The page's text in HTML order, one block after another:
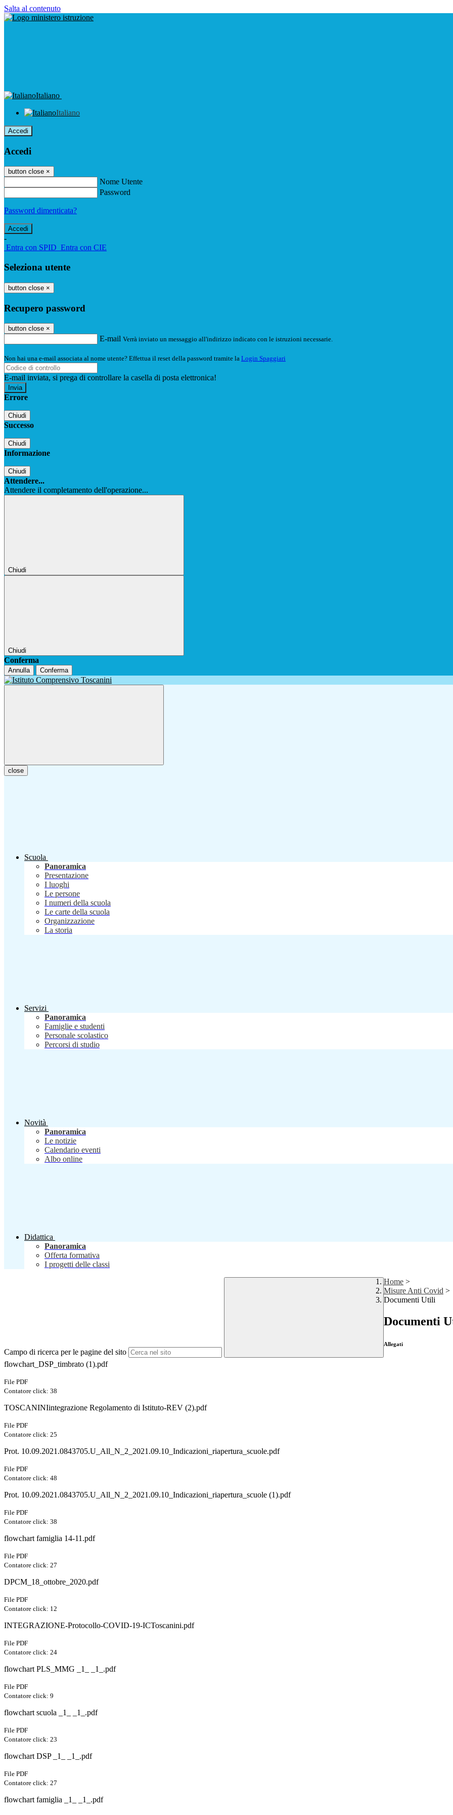
Salta al contenuto
Italiano
Italiano
Accedi
Accedi
button close ×
Nome Utente
Password
Password dimenticata?
-
Entra con SPID Entra con CIE
Seleziona utente
button close ×
Recupero password
button close ×
E-mail Verrà inviato un messaggio all'indirizzo indicato con le istruzioni necessarie.
Non hai una e-mail associata al nome utente? Effettua il reset della password tramite la Login Spaggiari
E-mail inviata, si prega di controllare la casella di posta elettronica!
Errore
Chiudi
Successo
Chiudi
Informazione
Chiudi
Attendere...
Attendere il completamento dell'operazione...
Chiudi
Chiudi
Conferma
Annulla Conferma
close
Scuola
Panoramica
Presentazione
I luoghi
Le persone
I numeri della scuola
Le carte della scuola
Organizzazione
La storia
Servizi
Panoramica
Famiglie e studenti
Personale scolastico
Percorsi di studio
Novità
Panoramica
Le notizie
Calendario eventi
Albo online
Didattica
Panoramica
Offerta formativa
I progetti delle classi
Campo di ricerca per le pagine del sito
Home >
Misure Anti Covid >
Documenti Utili
Documenti
Allegati
flowchart_DSP_timbrato (1).pdf
File PDF
Contatore click: 38
TOSCANINIintegrazione Regolamento di Istituto-REV (2).pdf
File PDF
Contatore click: 25
Prot. 10.09.2021.0843705.U_All_N_2_2021.09.10_Indicazioni_riapertura_scuole.pdf
File PDF
Contatore click: 48
Prot. 10.09.2021.0843705.U_All_N_2_2021.09.10_Indicazioni_riapertura_scuole (1).pdf
File PDF
Contatore click: 38
flowchart famiglia 14-11.pdf
File PDF
Contatore click: 27
DPCM_18_ottobre_2020.pdf
File PDF
Contatore click: 12
INTEGRAZIONE-Protocollo-COVID-19-ICToscanini.pdf
File PDF
Contatore click: 24
flowchart PLS_MMG _1_ _1_.pdf
File PDF
Contatore click: 9
flowchart scuola _1_ _1_.pdf
File PDF
Contatore click: 23
flowchart DSP _1_ _1_.pdf
File PDF
Contatore click: 27
flowchart famiglia _1_ _1_.pdf